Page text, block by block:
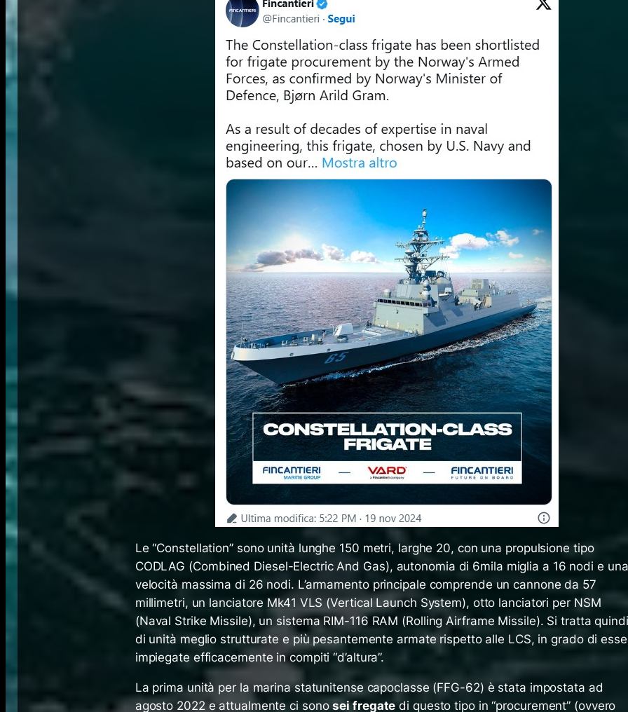
Le “Constellation” sono unità lunghe 150 metri, larghe 20, con una propulsione tipo
CODLAG (Combined Diesel-Electric And Gas), autonomia di 6mila miglia a 16 nodi e una
velocità massima di 26 nodi. L’armamento principale comprende un cannone da 57
millimetri, un lanciatore Mk41 VLS (Vertical Launch System), otto lanciatori per NSM
(Naval Strike Missile), un sistema RIM-116 RAM (Rolling Airframe Missile). Si tratta quindi
di unità meglio strutturate e più pesantemente armate rispetto alle LCS, in grado di
impiegate efficacemente in compiti “d’altura”.
La prima unità per la marina statunitense capoclasse (FFG-62) è stata impostata ad
agosto 2022 e attualmente ci sonosei fregatedi questo tipo in “procurement” (ovvero